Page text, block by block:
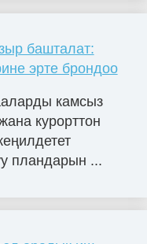
башталат:
эрте брондоо
камсыз
курорттон
пландарын ...